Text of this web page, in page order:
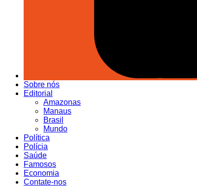
Sobre nós
Editorial
Amazonas
Manaus
Brasil
Mundo
Política
Polícia
Saúde
Famosos
Economia
Contate-nos